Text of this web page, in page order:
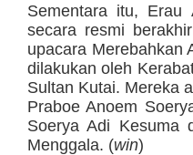
Sementara itu, Erau
secara resmi
upacara Merebahkan
dilakukan oleh
Sultan Kutai. Mereka
Praboe Anoem
Soerya Adi Kesuma
Menggala. (win)